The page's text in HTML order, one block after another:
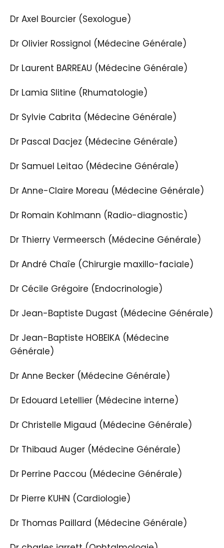
Dr Axel Bourcier (Sexologue)
Dr Olivier Rossignol (Médecine Générale)
Dr Laurent BARREAU (Médecine Générale)
Dr Lamia Slitine (Rhumatologie)
Dr Sylvie Cabrita (Médecine Générale)
Dr Pascal Dacjez (Médecine Générale)
Dr Samuel Leitao (Médecine Générale)
Dr Anne-Claire Moreau (Médecine Générale)
Dr Romain Kohlmann (Radio-diagnostic)
Dr Thierry Vermeersch (Médecine Générale)
Dr André Chaîe (Chirurgie maxillo-faciale)
Dr Cécile Grégoire (Endocrinologie)
Dr Jean-Baptiste Dugast (Médecine Générale)
Dr Jean-Baptiste HOBEIKA (Médecine
Générale)
Dr Anne Becker (Médecine Générale)
Dr Edouard Letellier (Médecine interne)
Dr Christelle Migaud (Médecine Générale)
Dr Thibaud Auger (Médecine Générale)
Dr Perrine Paccou (Médecine Générale)
Dr Pierre KUHN (Cardiologie)
Dr Thomas Paillard (Médecine Générale)